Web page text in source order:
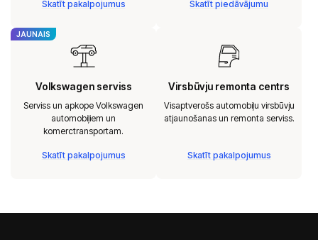
Skatīt pakalpojumus Skatīt piedāvājumu
JAUNAIS
Volkswagen serviss
Serviss un apkope Volkswagen
automobiļiem un
komerctransportam.
Skatīt pakalpojumus
Virsbūvju remonta centrs
Visaptverošs automobiļu virsbūvju
atjaunošanas un remonta serviss.
Skatīt pakalpojumus